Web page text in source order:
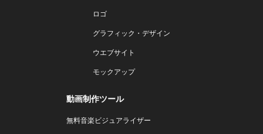
ロゴ
グラフィック・デザイン
ウエブサイト
モックアップ
動画制作ツール
無料音楽ビジュアライザー